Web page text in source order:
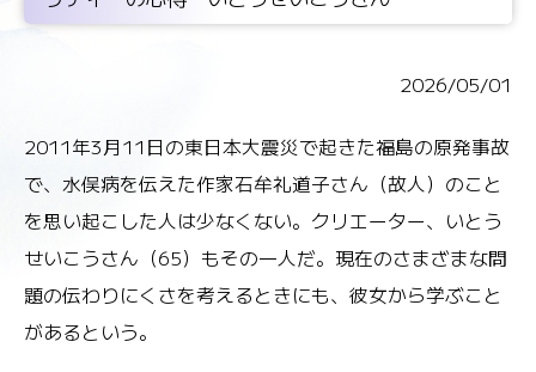
2026/05/01
2011年3月11日の東日本大震災で起きた福島の原発事故
で、水俣病を伝えた作家石牟礼道子さん（故人）のこと
を思い起こした人は少なくない。クリエーター、いとう
せいこうさん（65）もその一人だ。現在のさまざまな問
題の伝わりにくさを考えるときにも、彼女から学ぶこと
があるという。